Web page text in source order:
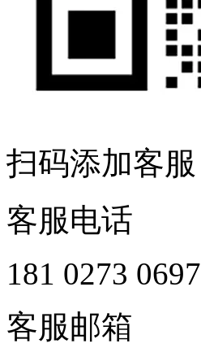
扫码添加客服
客服电话
181 0273 0697
客服邮箱